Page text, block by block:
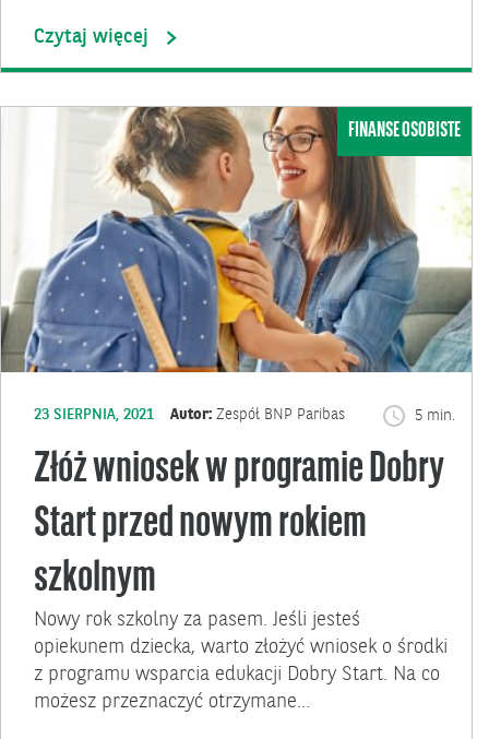
Czytaj więcej
FINANSE OSOBISTE
23 SIERPNIA, 2021 Autor: Zespół BNP Paribas 5 min.
Złóż wniosek w programie Dobry
Start przed nowym rokiem
szkolnym
Nowy rok szkolny za pasem. Jeśli jesteś
opiekunem dziecka, warto złożyć wniosek o środki
z programu wsparcia edukacji Dobry Start. Na co
możesz przeznaczyć otrzymane…